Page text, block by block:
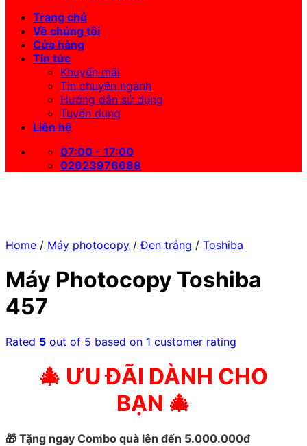
Trang chủ
Về chúng tôi
Cửa hàng
Tin tức
Khuyến mãi
Tin chuyên ngành
Hướng dẫn sử dụng
Tuyển dụng
Liên hệ
07:00 - 17:00
02623976688
Home / Máy photocopy / Đen trắng / Toshiba
Máy Photocopy Toshiba
457
Rated 5 out of 5 based on 1 customer rating
🎄 ƯU ĐÃI DÀNH CHO
BẠN 🎄
🎁 Tặng ngay Combo quà lên đến 5.000.000đ